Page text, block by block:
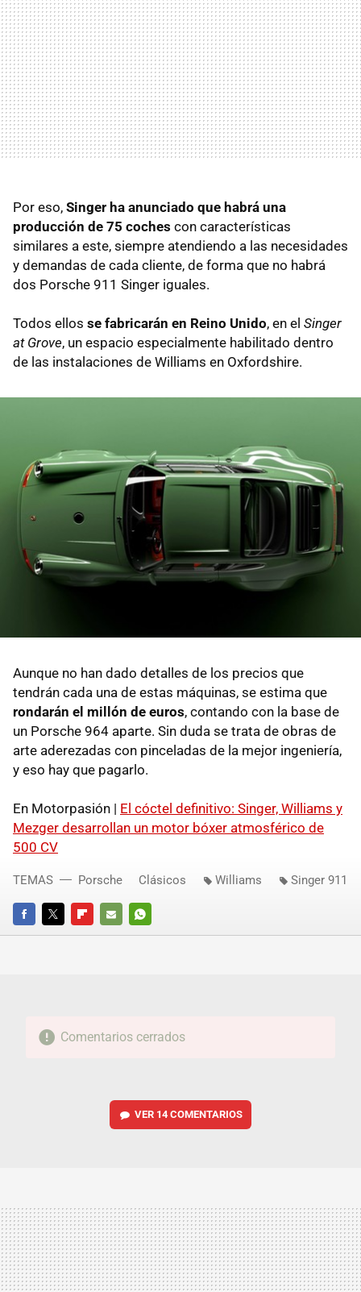
Por eso, Singer ha anunciado que habrá una
producción de 75 coches con características
similares a este, siempre atendiendo a las necesidades
y demandas de cada cliente, de forma que no habrá
dos Porsche 911 Singer iguales.
Todos ellos se fabricarán en Reino Unido, en el Singer
at Grove, un espacio especialmente habilitado dentro
de las instalaciones de Williams en Oxfordshire.
Aunque no han dado detalles de los precios que
tendrán cada una de estas máquinas, se estima que
rondarán el millón de euros, contando con la base de
un Porsche 964 aparte. Sin duda se trata de obras de
arte aderezadas con pinceladas de la mejor ingeniería,
y eso hay que pagarlo.
En Motorpasión | El cóctel definitivo: Singer, Williams y
Mezger desarrollan un motor bóxer atmosférico de
500 CV
FACEBOOKTWITTERFLIPBOARD
E-
WHATSAPP
TEMAS Porsche Clásicos Williams Singer 911
Comentarios cerrados
VER 14 COMENTARIOS